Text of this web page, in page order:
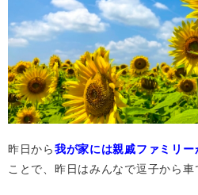
昨日から我が家には親戚ファミリー
ことで、昨日はみんなで逗子から車